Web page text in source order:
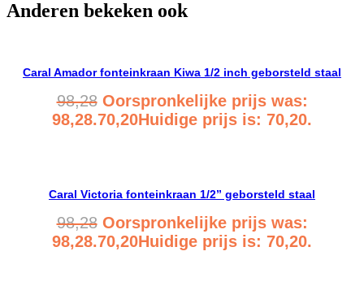
Anderen bekeken ook
Caral Amador fonteinkraan Kiwa 1/2 inch geborsteld staal
98,28 Oorspronkelijke prijs was:
98,28.70,20Huidige prijs is: 70,20.
Caral Victoria fonteinkraan 1/2” geborsteld staal
98,28 Oorspronkelijke prijs was:
98,28.70,20Huidige prijs is: 70,20.